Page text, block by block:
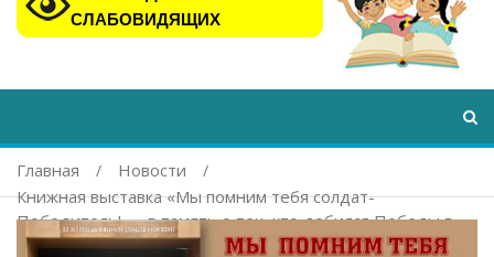
СЛАБОВИДЯЩИХ
Главная
Новости
Книжная выставка «Мы помним тебя солдат-
Победитель!» – в память о тех, кто добился Победы в
Великой Отечественной войне